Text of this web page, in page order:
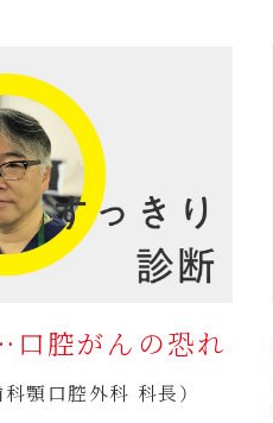
腔がんの恐れ
顎口腔外科 科長）